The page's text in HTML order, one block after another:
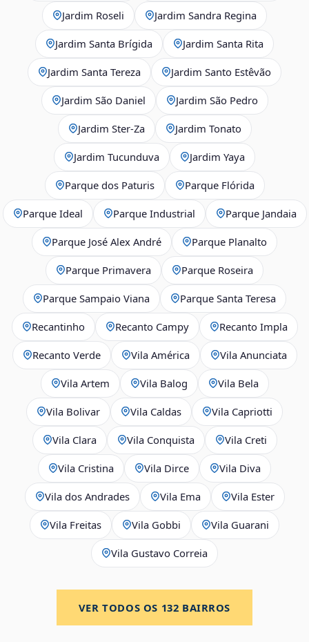
Jardim Roseli Jardim Sandra Regina
Jardim Santa Brígida Jardim Santa Rita
Jardim Santa Tereza Jardim Santo Estêvão
Jardim São Daniel Jardim São Pedro
Jardim Ster‑Za Jardim Tonato
Jardim Tucunduva Jardim Yaya
Parque dos Paturis Parque Flórida
Parque Ideal Parque Industrial Parque Jandaia
Parque José Alex André Parque Planalto
Parque Primavera Parque Roseira
Parque Sampaio Viana Parque Santa Teresa
Recantinho Recanto Campy Recanto Impla
Recanto Verde Vila América Vila Anunciata
Vila Artem Vila Balog Vila Bela
Vila Bolivar Vila Caldas Vila Capriotti
Vila Clara Vila Conquista Vila Creti
Vila Cristina Vila Dirce Vila Diva
Vila dos Andrades Vila Ema Vila Ester
Vila Freitas Vila Gobbi Vila Guarani
Vila Gustavo Correia
VER TODOS OS 132 BAIRROS